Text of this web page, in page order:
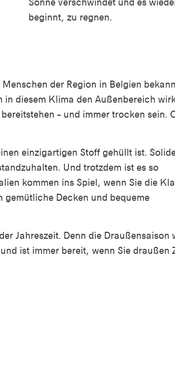
beginnt, zu regnen.
der Region in Belgien
diesem Klima den Außenbereich
– und immer trocken sein.
einzigartigen Stoff gehüllt ist.
Und trotzdem ist es so
kommen ins Spiel, wenn Sie die
Decken und bequeme
Jahreszeit. Denn die Draußensaison
ist immer bereit, wenn Sie draußen